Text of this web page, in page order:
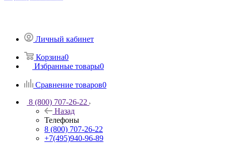
Личный кабинет
Корзина0
Избранные товары0
Сравнение товаров0
8 (800) 707-26-22
Назад
Телефоны
8 (800) 707-26-22
+7(495)940-96-89